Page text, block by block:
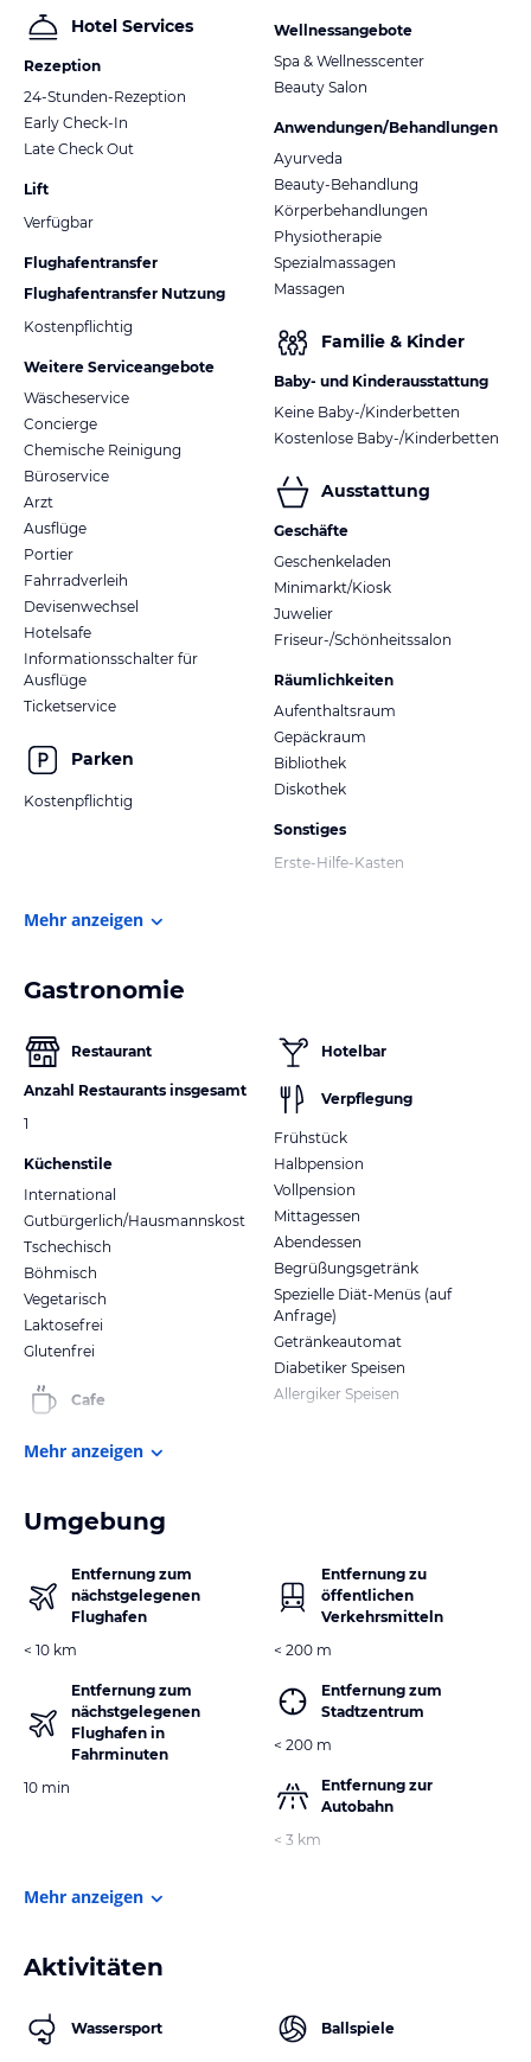
Hotel Services
Rezeption
24-Stunden-Rezeption
Early Check-In
Late Check Out
Lift
Verfügbar
Flughafentransfer
Flughafentransfer Nutzung
Kostenpflichtig
Weitere Serviceangebote
Wäscheservice
Concierge
Chemische Reinigung
Büroservice
Arzt
Ausflüge
Portier
Fahrradverleih
Devisenwechsel
Hotelsafe
Informationsschalter für
Ausflüge
Ticketservice
Parken
Kostenpflichtig
Wellnessangebote
Spa & Wellnesscenter
Beauty Salon
Anwendungen/Behandlungen
Ayurveda
Beauty-Behandlung
Körperbehandlungen
Physiotherapie
Spezialmassagen
Massagen
Familie & Kinder
Baby- und Kinderausstattung
Keine Baby-/Kinderbetten
Kostenlose Baby-/Kinderbetten
Ausstattung
Geschäfte
Geschenkeladen
Minimarkt/Kiosk
Juwelier
Friseur-/Schönheitssalon
Räumlichkeiten
Aufenthaltsraum
Gepäckraum
Bibliothek
Diskothek
Sonstiges
Erste-Hilfe-Kasten
Mehr anzeigen
Gastronomie
Restaurant
Anzahl Restaurants insgesamt
1
Küchenstile
International
Gutbürgerlich/Hausmannskost
Tschechisch
Böhmisch
Vegetarisch
Laktosefrei
Glutenfrei
Cafe
Hotelbar
Verpflegung
Frühstück
Halbpension
Vollpension
Mittagessen
Abendessen
Begrüßungsgetränk
Spezielle Diät-Menüs (auf
Anfrage)
Getränkeautomat
Diabetiker Speisen
Allergiker Speisen
Mehr anzeigen
Umgebung
Entfernung zum
nächstgelegenen
Flughafen
< 10 km
Entfernung zum
nächstgelegenen
Flughafen in
Fahrminuten
10 min
Entfernung zu
öffentlichen
Verkehrsmitteln
< 200 m
Entfernung zum
Stadtzentrum
< 200 m
Entfernung zur
Autobahn
< 3 km
Mehr anzeigen
Aktivitäten
Wassersport Ballspiele